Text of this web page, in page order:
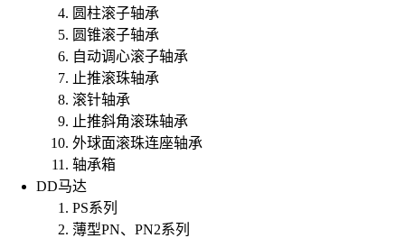
圆柱滚子轴承
圆锥滚子轴承
自动调心滚子轴承
止推滚珠轴承
滚针轴承
止推斜角滚珠轴承
外球面滚珠连座轴承
轴承箱
DD马达
PS系列
薄型PN、PN2系列